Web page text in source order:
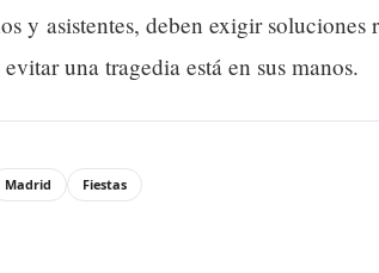
y asistentes, deben exigir soluciones
una tragedia está en sus manos.
Madrid Fiestas